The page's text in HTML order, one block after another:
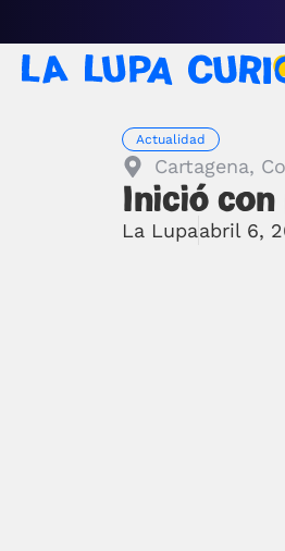
Actualidad
Cartagena,
Inició
La Lupaabril 6,